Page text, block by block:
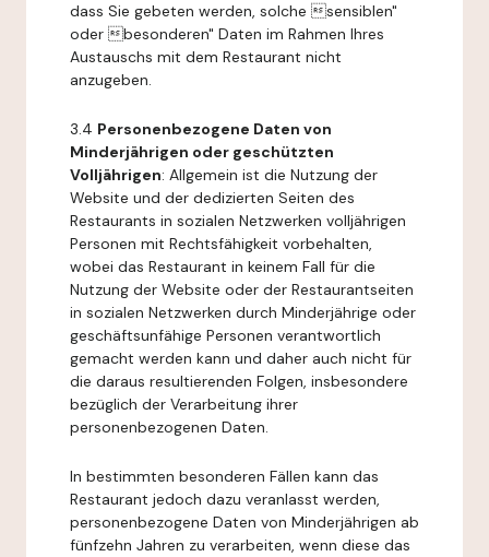
dass Sie gebeten werden, solche sensiblen"
oder besonderen" Daten im Rahmen Ihres
Austauschs mit dem Restaurant nicht
anzugeben.
3.4 Personenbezogene Daten von
Minderjährigen oder geschützten
Volljährigen: Allgemein ist die Nutzung der
Website und der dedizierten Seiten des
Restaurants in sozialen Netzwerken volljährigen
Personen mit Rechtsfähigkeit vorbehalten,
wobei das Restaurant in keinem Fall für die
Nutzung der Website oder der Restaurantseiten
in sozialen Netzwerken durch Minderjährige oder
geschäftsunfähige Personen verantwortlich
gemacht werden kann und daher auch nicht für
die daraus resultierenden Folgen, insbesondere
bezüglich der Verarbeitung ihrer
personenbezogenen Daten.
In bestimmten besonderen Fällen kann das
Restaurant jedoch dazu veranlasst werden,
personenbezogene Daten von Minderjährigen ab
fünfzehn Jahren zu verarbeiten, wenn diese das